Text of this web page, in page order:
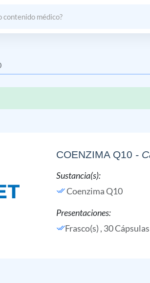
COENZIMA Q10 -
Sustancia(s):
Coenzima Q10
Presentaciones:
Frasco(s) , 30